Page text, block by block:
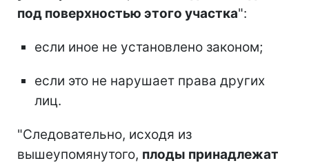
под поверхностью этого участка":
если иное не установлено законом;
если это не нарушает права других
лиц.
"Следовательно, исходя из
вышеупомянутого, плоды принадлежат